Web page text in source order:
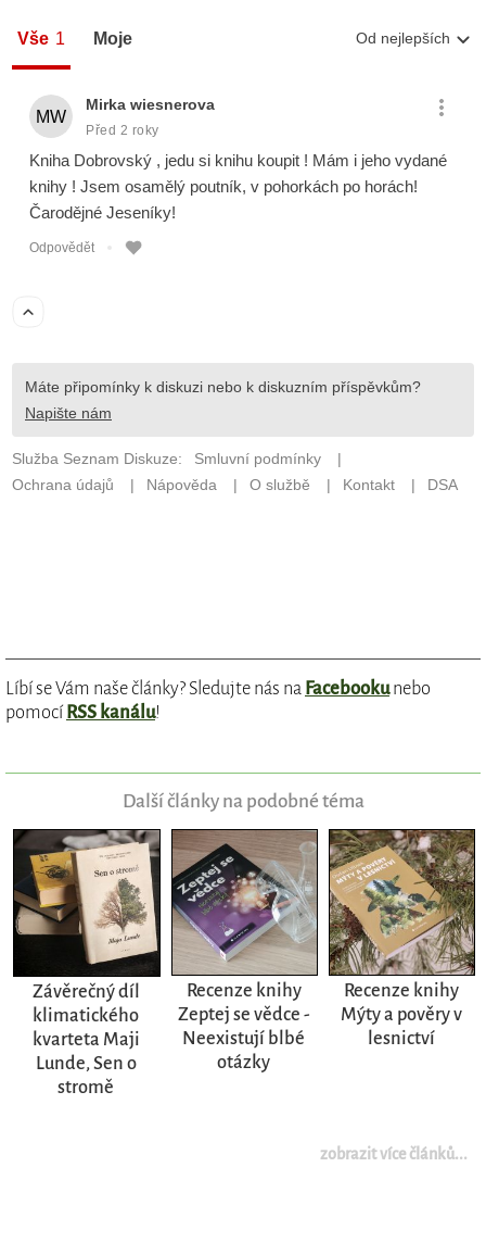
Líbí se Vám naše články? Sledujte nás na Facebookunebo
pomocí RSS kanálu!
Další články na podobné téma
Závěrečný díl
klimatického
kvarteta Maji
Lunde, Sen o
stromě
Recenze knihy
Zeptej se vědce -
Neexistují blbé
otázky
Recenze knihy
Mýty a pověry v
lesnictví
zobrazit více článků...